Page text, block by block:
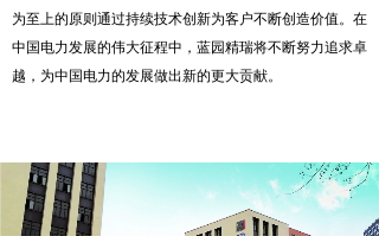
为至上的原则通过持续技术创新为客户不断创造价值。在
中国电力发展的伟大征程中，蓝园精瑞将不断努力追求卓
越，为中国电力的发展做出新的更大贡献。